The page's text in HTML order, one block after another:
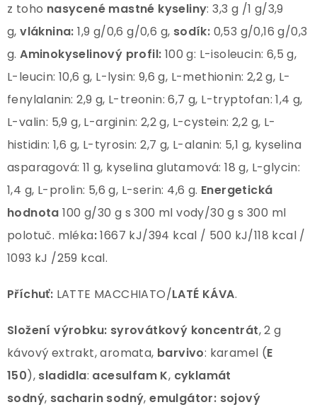
z toho nasycené mastné kyseliny: 3,3 g /1 g/3,9
g,vláknina: 1,9 g/0,6 g/0,6 g, sodík: 0,53 g/0,16 g/0,3
g.Aminokyselinový profil: 100 g: L-isoleucin: 6,5 g,
L-leucin: 10,6 g, L-lysin: 9,6 g, L-methionin: 2,2 g, L-
fenylalanin: 2,9 g, L-treonin: 6,7 g, L-tryptofan: 1,4 g,
L-valin: 5,9 g, L-arginin: 2,2 g, L-cystein: 2,2 g, L-
histidin: 1,6 g, L-tyrosin: 2,7 g, L-alanin: 5,1 g, kyselina
asparagová: 11 g, kyselina glutamová: 18 g, L-glycin:
1,4 g, L-prolin: 5,6 g, L-serin: 4,6 g. Energetická
hodnota 100 g/30 g s 300 ml vody/30 g s 300 ml
polotuč. mléka:1667 kJ/394 kcal / 500 kJ/118 kcal /
1093 kJ /259 kcal.
Příchuť: LATTE MACCHIATO/LATÉ KÁVA.
Složení výrobku: syrovátkový koncentrát, 2 g
kávový extrakt, aromata, barvivo: karamel (E
150), sladidla: acesulfam K, cyklamát
sodný, sacharin sodný,emulgátor: sojový